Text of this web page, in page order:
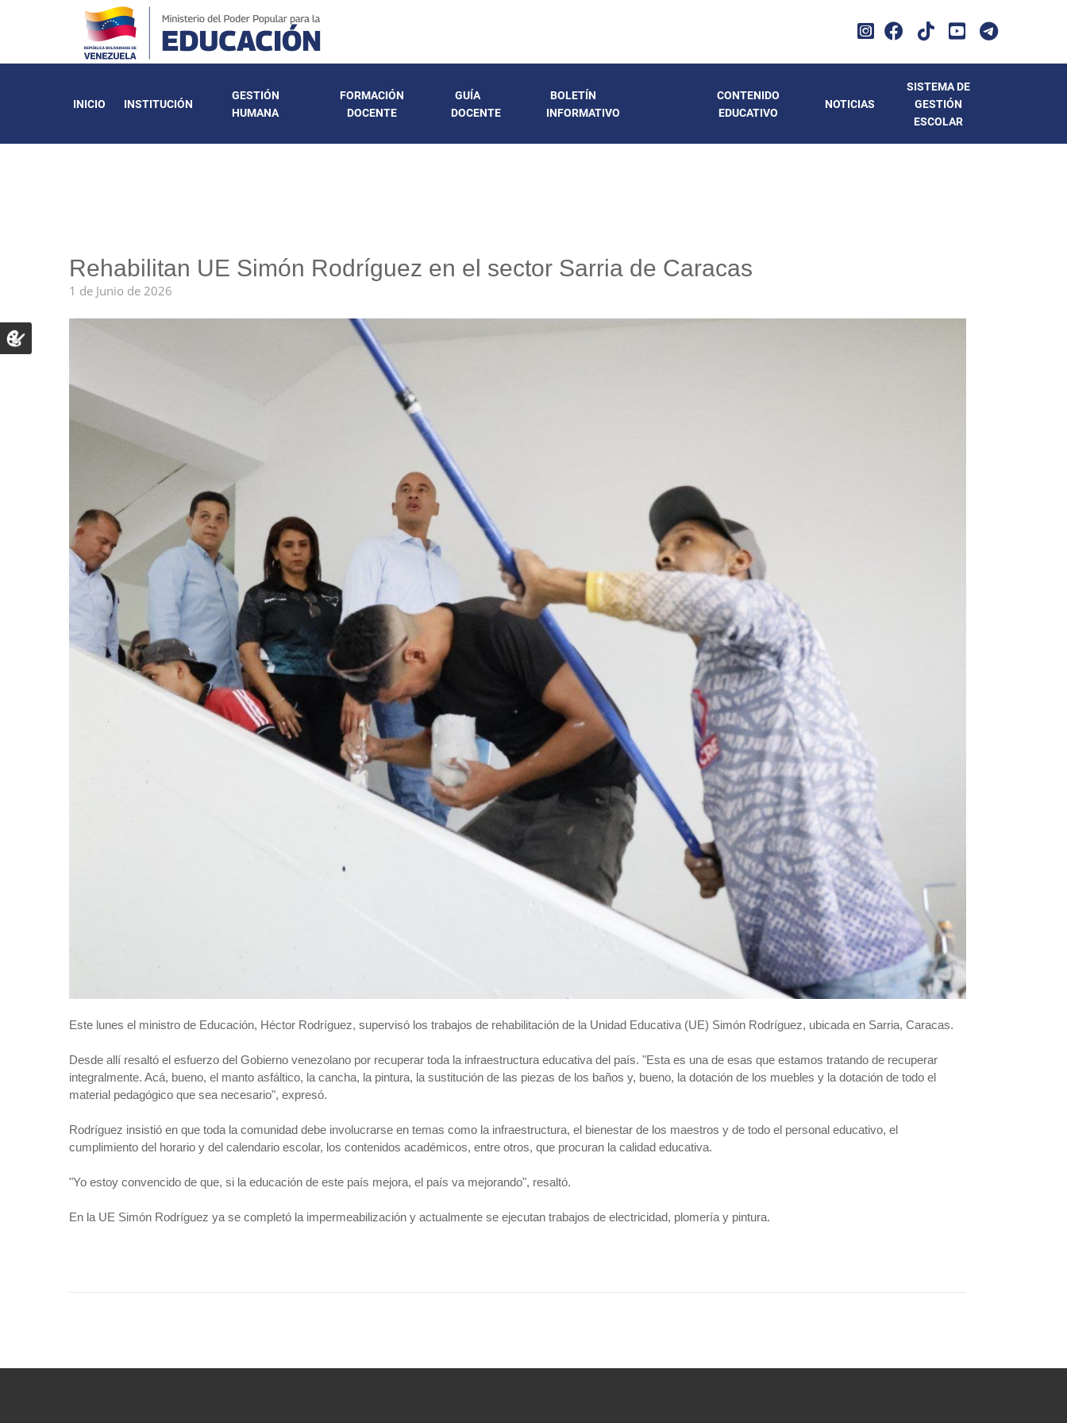
INICIO INSTITUCIÓN
GESTIÓN
HUMANA
FORMACIÓN
DOCENTE
GUÍA
DOCENTE
BOLETÍN
INFORMATIVO
CONTENIDO
EDUCATIVO
NOTICIAS
SISTEMA DE
GESTIÓN
ESCOLAR
Rehabilitan UE Simón Rodríguez en el sector Sarria de Caracas
1 de Junio de 2026
Este lunes el ministro de Educación, Héctor Rodríguez, supervisó los trabajos de rehabilitación de la Unidad Educativa (UE) Simón Rodríguez, ubicada en Sarria, Caracas.
Desde allí resaltó el esfuerzo del Gobierno venezolano por recuperar toda la infraestructura educativa del país. "Esta es una de esas que estamos tratando de recuperar
integralmente. Acá, bueno, el manto asfáltico, la cancha, la pintura, la sustitución de las piezas de los baños y, bueno, la dotación de los muebles y la dotación de todo el
material pedagógico que sea necesario", expresó.
Rodríguez insistió en que toda la comunidad debe involucrarse en temas como la infraestructura, el bienestar de los maestros y de todo el personal educativo, el
cumplimiento del horario y del calendario escolar, los contenidos académicos, entre otros, que procuran la calidad educativa.
"Yo estoy convencido de que, si la educación de este país mejora, el país va mejorando", resaltó.
En la UE Simón Rodríguez ya se completó la impermeabilización y actualmente se ejecutan trabajos de electricidad, plomería y pintura.